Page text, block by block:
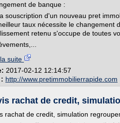
de banque :
souscription d'un nouveau pret
taux nécessite le changement
retenu s'occupe de toutes
suite
2017-02-12 12:14:57
http://www.pretimmobilierrapide.com
rachat de credit,
rachat de credit, simulation